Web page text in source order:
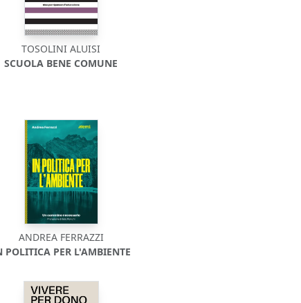
TOSOLINI ALUISI
SCUOLA BENE COMUNE
ANDREA FERRAZZI
POLITICA PER L'AMBIENTE